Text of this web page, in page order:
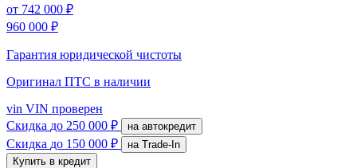
от 742 000 ₽
960 000 ₽
Гарантия юридической чистоты
Оригинал ПТС в наличии
vin VIN проверен
Скидка до 250 000 ₽ на автокредит
Скидка до 150 000 ₽
на Trade-In
Купить в кредит